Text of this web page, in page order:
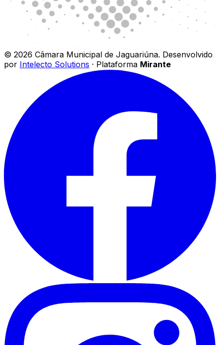
© 2026 Câmara Municipal de Jaguariúna. Desenvolvido
por Intelecto Solutions · Plataforma Mirante